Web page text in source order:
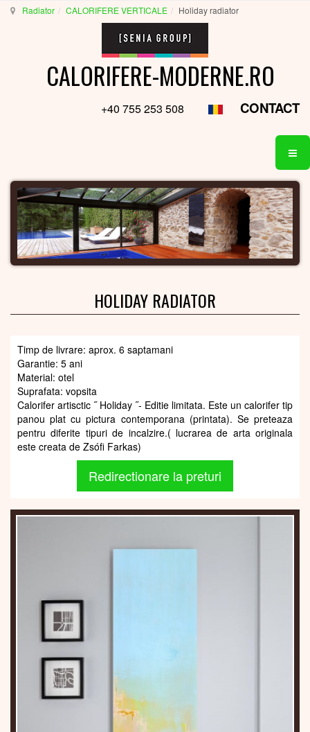
Radiator CALORIFERE VERTICALE Holiday radiator
CALORIFERE-MODERNE.RO
+40 755 253 508 CONTACT
HOLIDAY RADIATOR
Timp de livrare: aprox. 6 saptamani
Garantie: 5 ani
Material: otel
Suprafata: vopsita
Calorifer artisctic ˝ Holiday ˝- Editie limitata. Este un calorifer tip
panou plat cu pictura contemporana (printata). Se preteaza
pentru diferite tipuri de incalzire.( lucrarea de arta originala
este creata de Zsófi Farkas)
Redirectionare la preturi